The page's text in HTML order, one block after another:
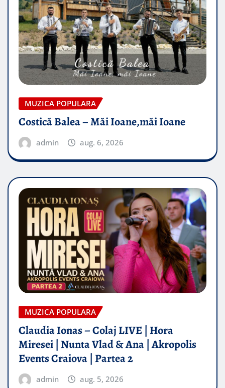
MUZICA POPULARA
Costică Balea – Măi Ioane,măi Ioane
admin aug. 6, 2026
MUZICA POPULARA
Claudia Ionas – Colaj LIVE | Hora
Miresei | Nunta Vlad & Ana | Akropolis
Events Craiova | Partea 2
admin aug. 5, 2026